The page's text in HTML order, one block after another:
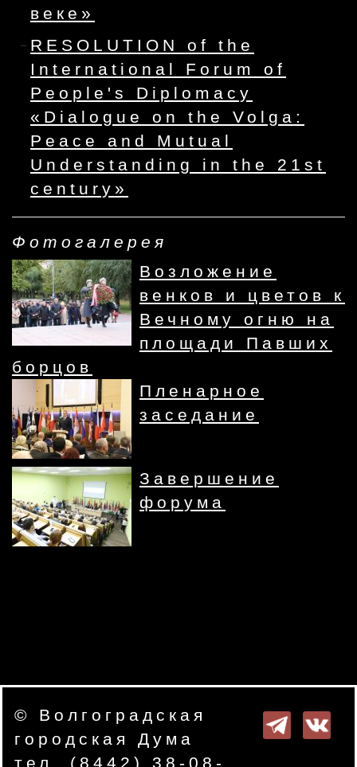
веке»
RESOLUTION of the
International Forum of
People's Diplomacy
«Dialogue on the Volga:
Peace and Mutual
Understanding in the 21st
century»
Фотогалерея
Возложение
венков и цветов к
Вечному огню на
площади Павших
борцов
Пленарное
заседание
Завершение
форума
© Волгоградская
городская Дума
тел. (8442) 38-08-